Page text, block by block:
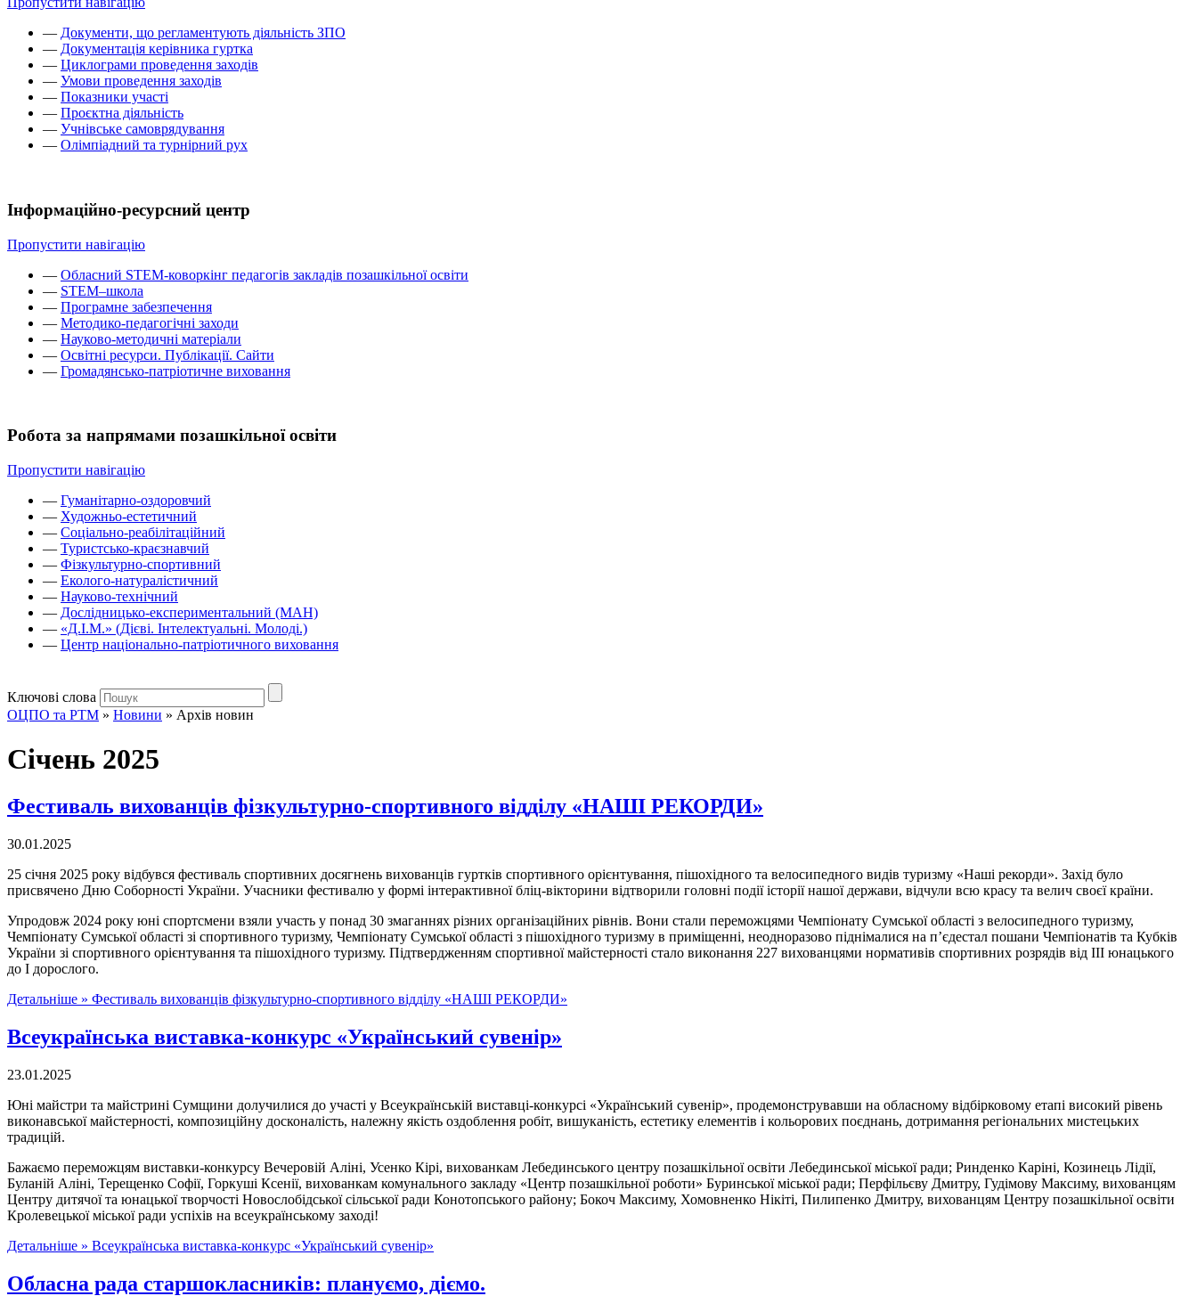
— Документи, що регламентують діяльність ЗПО
— Документація керівника гуртка
— Циклограми проведення заходів
— Умови проведення заходів
— Показники участі
— Проєктна діяльність
— Учнівське самоврядування
— Олімпіадний та турнірний рух
Інформаційно-ресурсний центр
Пропустити навігацію
— Обласний STEM-коворкінг педагогів закладів позашкільної освіти
— STEM–школа
— Програмне забезпечення
— Методико-педагогічні заходи
— Науково-методичні матеріали
— Освітні ресурси. Публікації. Сайти
— Громадянсько-патріотичне виховання
Робота за напрямами позашкільної освіти
Пропустити навігацію
— Гуманітарно-оздоровчий
— Художньо-естетичний
— Соціально-реабілітаційний
— Туристсько-краєзнавчий
— Фізкультурно-спортивний
— Еколого-натуралістичний
— Науково-технічний
— Дослідницько-експериментальний (МАН)
— «Д.І.М.» (Дієві. Інтелектуальні. Молоді.)
— Центр національно-патріотичного виховання
Ключові слова
ОЦПО та РТМ » Новини » Архів новин
Січень 2025
Фестиваль вихованців фізкультурно-спортивного відділу «НАШІ РЕКОРДИ»
30.01.2025
25 січня 2025 року відбувся фестиваль спортивних досягнень вихованців гуртків спортивного орієнтування, пішохідного та велосипедного видів туризму «Наші рекорди». Захід було
присвячено Дню Соборності України. Учасники фестивалю у формі інтерактивної бліц-вікторини відтворили головні події історії нашої держави, відчули всю красу та велич своєї країни.
Упродовж 2024 року юні спортсмени взяли участь у понад 30 змаганнях різних організаційних рівнів. Вони стали переможцями Чемпіонату Сумської області з велосипедного туризму,
Чемпіонату Сумської області зі спортивного туризму, Чемпіонату Сумської області з пішохідного туризму в приміщенні, неодноразово піднімалися на п’єдестал пошани Чемпіонатів та Кубків
України зі спортивного орієнтування та пішохідного туризму. Підтвердженням спортивної майстерності стало виконання 227 вихованцями нормативів спортивних розрядів від ІІІ юнацького
до І дорослого.
Детальніше » Фестиваль вихованців фізкультурно-спортивного відділу «НАШІ РЕКОРДИ»
Всеукраїнська виставка-конкурс «Український сувенір»
23.01.2025
Юні майстри та майстрині Сумщини долучилися до участі у Всеукраїнській виставці-конкурсі «Український сувенір», продемонструвавши на обласному відбірковому етапі високий рівень
виконавської майстерності, композиційну досконалість, належну якість оздоблення робіт, вишуканість, естетику елементів і кольорових поєднань, дотримання регіональних мистецьких
традицій.
Бажаємо переможцям виставки-конкурсу Вечеровій Аліні, Усенко Кірі, вихованкам Лебединського центру позашкільної освіти Лебединської міської ради; Ринденко Каріні, Козинець Лідії,
Буланій Аліні, Терещенко Софії, Горкуші Ксенії, вихованкам комунального закладу «Центр позашкільної роботи» Буринської міської ради; Перфільєву Дмитру, Гудімову Максиму, вихованцям
Центру дитячої та юнацької творчості Новослобідської сільської ради Конотопського району; Бокоч Максиму, Хомовненко Нікіті, Пилипенко Дмитру, вихованцям Центру позашкільної освіти
Кролевецької міської ради успіхів на всеукраїнському заході!
Детальніше » Всеукраїнська виставка-конкурс «Український сувенір»
Обласна рада старшокласників: плануємо, діємо.